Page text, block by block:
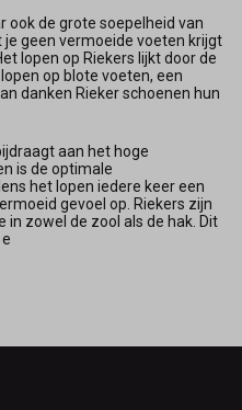
ook de grote soepelheid van
je geen vermoeide voeten krijgt
lopen op Riekers lijkt door de
op blote voeten, een
danken Rieker schoenen hun
aan het hoge
is de optimale
het lopen iedere keer een
gevoel op. Riekers zijn
zowel de zool als de hak. Dit